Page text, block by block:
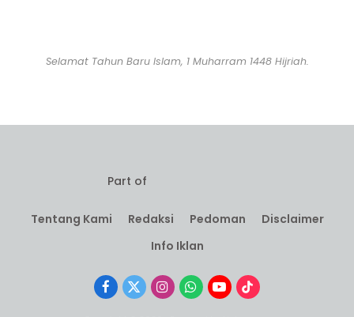
Selamat Tahun Baru Islam, 1 Muharram 1448 Hijriah.
Part of
Tentang Kami Redaksi Pedoman
Disclaimer
Info Iklan
Facebook
X
InstagramWhatsApp
YouTubeTikTok